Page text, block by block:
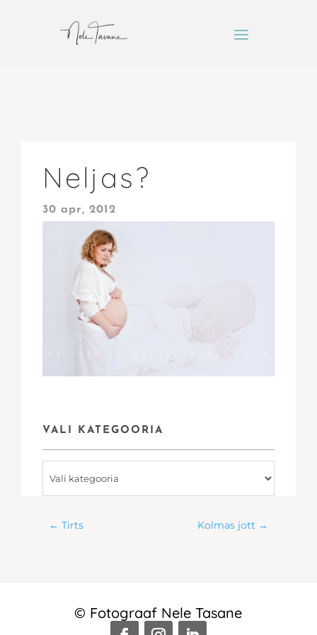
Neljas?
30 apr, 2012
VALI KATEGOORIA
kategooria
← Tirts Kolmas jott →
© Fotograaf Nele Tasane